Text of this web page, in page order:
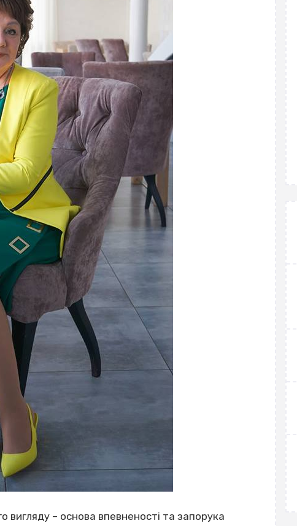
вигляду – основа впевненості та запорука